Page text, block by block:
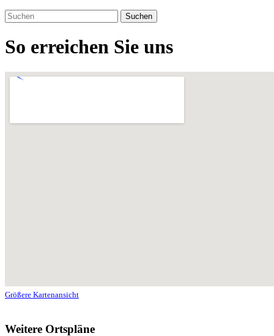
Suchen
So erreichen Sie uns
Größere Kartenansicht
Weitere Ortspläne